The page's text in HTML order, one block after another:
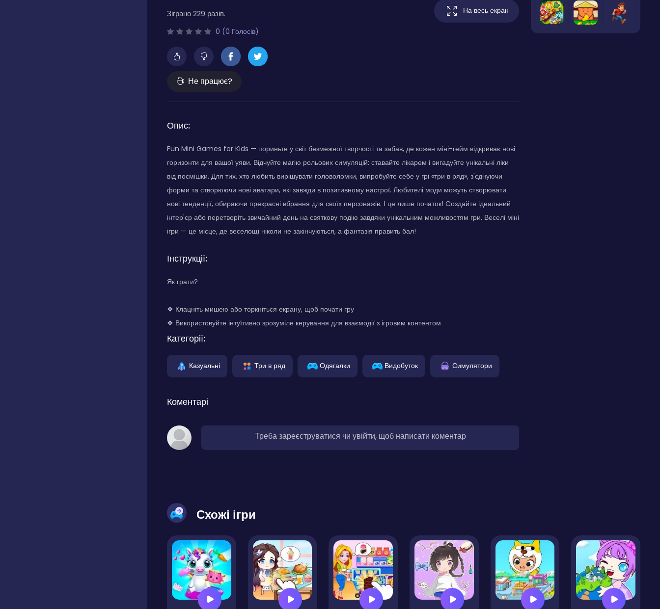
Зіграно 229 разів.
0 (0 Голосів)
Не працює?
На весь екран
Опис:
Fun Mini Games for Kids — пориньте у світ безмежної творчості та забав, де кожен міні-гейм відкриває нові
горизонти для вашої уяви. Відчуйте магію рольових симуляцій: ставайте лікарем і вигадуйте унікальні ліки
від посмішки. Для тих, хто любить вирішувати головоломки, випробуйте себе у грі «три в ряд», з'єднуючи
форми та створюючи нові аватари, які завжди в позитивному настрої. Любителі моди можуть створювати
нові тенденції, обираючи прекрасні вбрання для своїх персонажів. І це лише початок! Cоздайте ідеальний
інтер'єр або перетворіть звичайний день на святкову подію завдяки унікальним можливостям гри. Веселі міні
ігри — це місце, де веселощі ніколи не закінчуються, а фантазія править бал!
Інструкції:
Як грати?
❖ Клацніть мишею або торкніться екрану, щоб почати гру
❖ Використовуйте інтуїтивно зрозуміле керування для взаємодії з ігровим контентом
Категорії:
Казуальні Три в ряд Одягалки Видобуток Симулятори
Коментарі
Треба зареєструватися чи увійти, щоб написати коментар
Схожі ігри